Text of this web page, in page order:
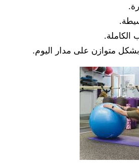
الكاملة.
بشكل متوازن على مدار اليوم.